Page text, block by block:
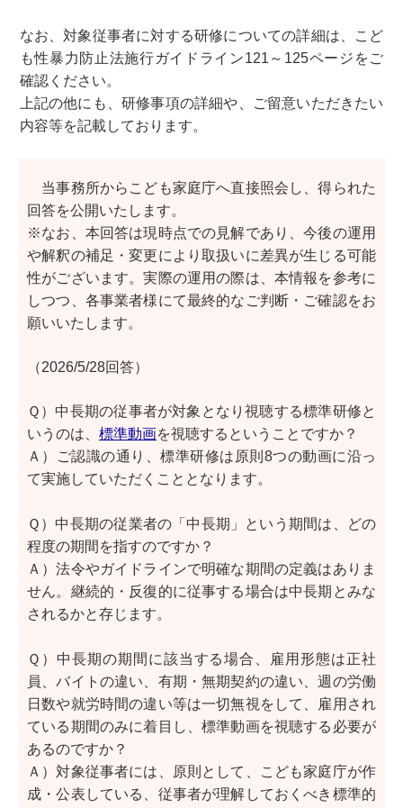
なお、対象従事者に対する研修についての詳細は、こど
も性暴力防止法施行ガイドライン121～125ページをご
確認ください。
上記の他にも、研修事項の詳細や、ご留意いただきたい
内容等を記載しております。
当事務所からこども家庭庁へ直接照会し、得られた
回答を公開いたします。
※なお、本回答は現時点での見解であり、今後の運用
や解釈の補足・変更により取扱いに差異が生じる可能
性がございます。実際の運用の際は、本情報を参考に
しつつ、各事業者様にて最終的なご判断・ご確認をお
願いいたします。
（2026/5/28回答）
Ｑ）中長期の従事者が対象となり視聴する標準研修と
いうのは、 標準動画を視聴するということですか？
Ａ）ご認識の通り、標準研修は原則8つの動画に沿っ
て実施していただくこととなります。
Ｑ）中長期の従業者の「中長期」という期間は、どの
程度の期間を指すのですか？
Ａ）法令やガイドラインで明確な期間の定義はありま
せん。継続的・反復的に従事する場合は中長期とみな
されるかと存じます。
Ｑ）中長期の期間に該当する場合、雇用形態は正社
員、バイトの違い、有期・無期契約の違い、週の労働
日数や就労時間の違い等は一切無視をして、雇用され
ている期間のみに着目し、標準動画を視聴する必要が
あるのですか？
Ａ）対象従事者には、原則として、こども家庭庁が作
成・公表している、従事者が理解しておくべき標準的